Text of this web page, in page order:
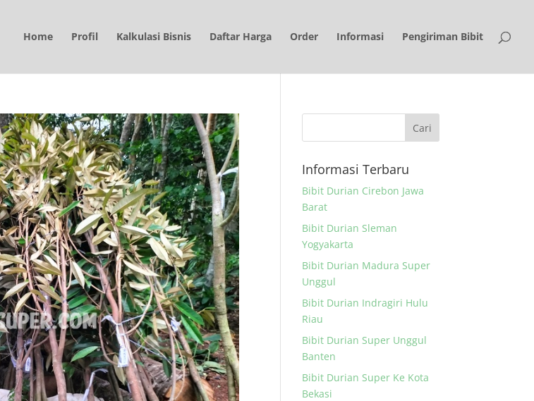
Home Profil Kalkulasi Bisnis Daftar Harga Order Informasi Pengiriman Bibit
Informasi Terbaru
Bibit Durian Cirebon Jawa
Barat
Bibit Durian Sleman
Yogyakarta
Bibit Durian Madura Super
Unggul
Bibit Durian Indragiri Hulu
Riau
Bibit Durian Super Unggul
Banten
Bibit Durian Super Ke Kota
Bekasi